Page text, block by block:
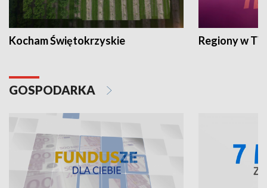
Kocham Świętokrzyskie Regiony w
GOSPODARKA